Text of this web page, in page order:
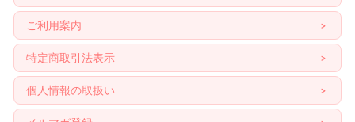
ご利用案内
特定商取引法表示
個人情報の取扱い